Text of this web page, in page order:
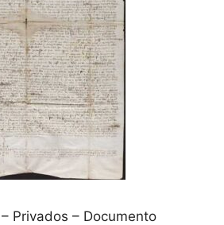
Privados – Documento